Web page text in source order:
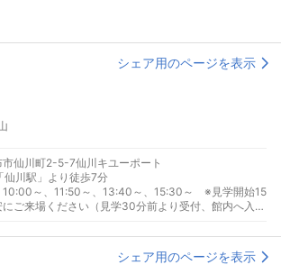
シェア用のページを表示
市仙川町2-5-7仙川キユーポート
仙川駅」より徒歩7分
10:00～、11:50～、13:40～、15:30～ ※見学開始15
ご来場ください（見学30分前より受付、館内へ入
シェア用のページを表示